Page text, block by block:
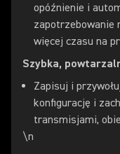
opóźnienie i
zapotrzebowanie
więcej czasu na
Szybka,
Zapisuj i
konfigurację i
transmisjami,
\n